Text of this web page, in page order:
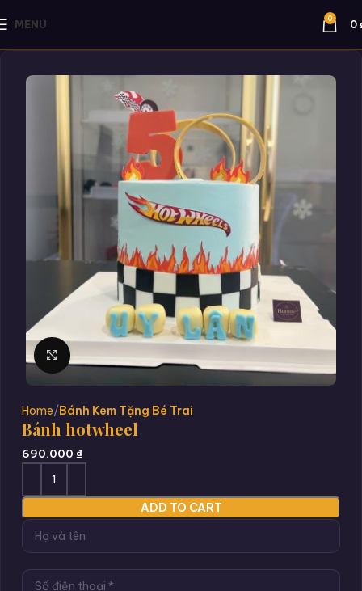
MENU 0 0
Click to enlarge
Home Bánh Kem Tặng Bé Trai
Bánh hotwheel
690.000 ₫
ADD TO CART